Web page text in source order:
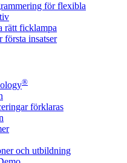
för flexibla
rätt ficklampa
första insatser
®
förklaras
och utbildning